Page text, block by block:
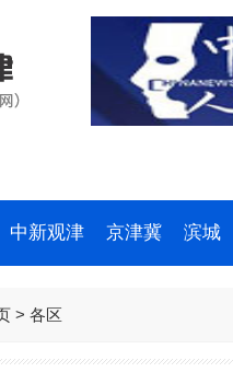
中新观津 京津冀 滨城
> 各区